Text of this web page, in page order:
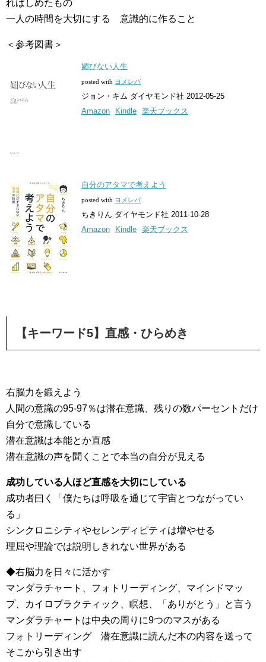
ればしめたもの
一人の時間を大切にする 意識的に作ること
＜参考図書＞
媚びない人生
posted with ヨメレバ
ジョン・キム ダイヤモンド社 2012-05-25
Amazon
Kindle 楽天ブックス
自分のアタマで考えよう
posted with ヨメレバ
ちきりん ダイヤモンド社 2011-10-28
Amazon
Kindle 楽天ブックス
【キーワード5】直感・ひらめき
右脳力を鍛えよう
人間の意識の95-97％は潜在意識、残りの数パーセントだけ
自分で意識している
潜在意識は本能とか直感
潜在意識の声を聞くことで本当の自分が見える
成功している人ほど直感を大切にしている
成功者曰く「僕たちは呼吸を通じて宇宙とつながってい
る」
シンクロニシティやセレンディピティは増やせる
理屈や理論では説明しきれない世界がある
◆右脳力を日々に活かす
マンダラチャート、フォトリーディング、マインドマッ
プ、カイロプラクティック、瞑想、「ありがとう」と言う
マンダラチャートは中央の周りに9つのマスがある
フォトリーディング 潜在意識に読んだ本の内容を送って
そこから引き出す